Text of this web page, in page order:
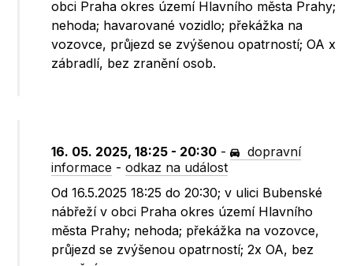
obci Praha okres území Hlavního města Prahy;
nehoda; havarované vozidlo; překážka na
vozovce, průjezd se zvýšenou opatrností; OA x
zábradlí, bez zranění osob.
16. 05. 2025, 18:25 - 20:30 -
dopravní
informace -odkaz na událost
Od 16.5.2025 18:25 do 20:30; v ulici Bubenské
nábřeží v obci Praha okres území Hlavního
města Prahy; nehoda; překážka na vozovce,
průjezd se zvýšenou opatrností; 2x OA, bez